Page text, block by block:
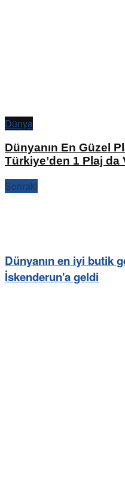
Dünya
Dünyanın En Güzel
Türkiye’den 1 Plaj da
Sonraki
Dünyanın en iyi butik
İskenderun'a geldi